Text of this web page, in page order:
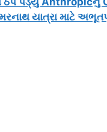
યાત્રા માટે